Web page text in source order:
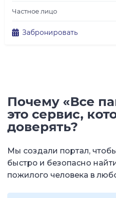
Частное лицо
Забронировать
Почему «Все
это сервис,
доверять?
Мы создали портал,
быстро и безопасно
пожилого человека в